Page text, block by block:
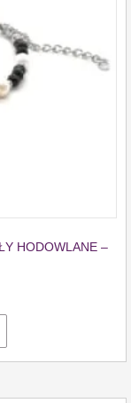
HODOWLANE –